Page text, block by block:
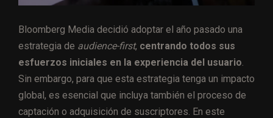
Bloomberg Media decidió adoptar el año pasado una
estrategia de audience-first, centrando todos sus
esfuerzos iniciales en la experiencia del usuario
Sin embargo, para que esta estrategia tenga un impacto
global, es esencial que incluya también el proceso de
captación o adquisición de suscriptores. En este